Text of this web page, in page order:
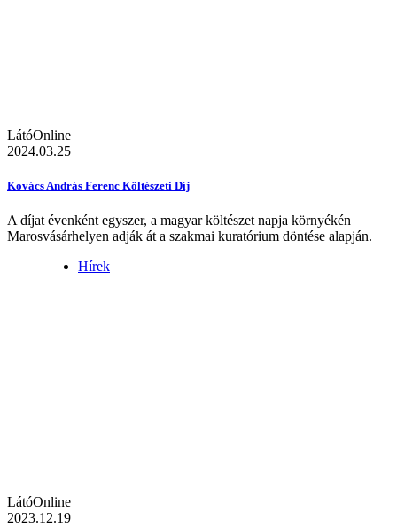
LátóOnline
2024.03.25
Kovács András Ferenc Költészeti Díj
A díjat évenként egyszer, a magyar költészet napja környékén
Marosvásárhelyen adják át a szakmai kuratórium döntése alapján.
Hírek
LátóOnline
2023.12.19